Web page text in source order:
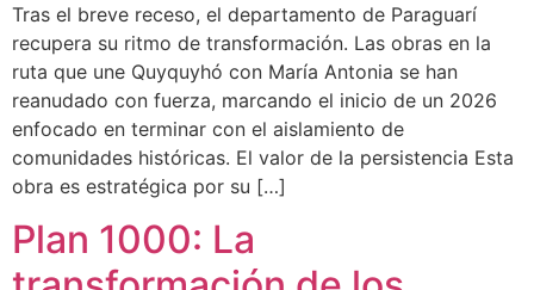
Tras el breve receso, el departamento de Paraguarí
recupera su ritmo de transformación. Las obras en la
ruta que une Quyquyhó con María Antonia se han
reanudado con fuerza, marcando el inicio de un 2026
enfocado en terminar con el aislamiento de
comunidades históricas. El valor de la persistencia Esta
obra es estratégica por su […]
Plan 1000: La